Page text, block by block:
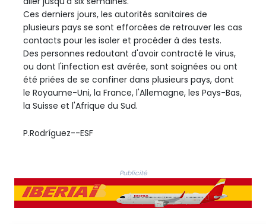
Ces derniers jours, les autorités sanitaires de
plusieurs pays se sont efforcées de retrouver les cas
contacts pour les isoler et procéder à des tests.
Des personnes redoutant d'avoir contracté le virus,
ou dont l'infection est avérée, sont soignées ou ont
été priées de se confiner dans plusieurs pays, dont
le Royaume-Uni, la France, l'Allemagne, les Pays-Bas,
la Suisse et l'Afrique du Sud.
P.Rodríguez--ESF
Publicité